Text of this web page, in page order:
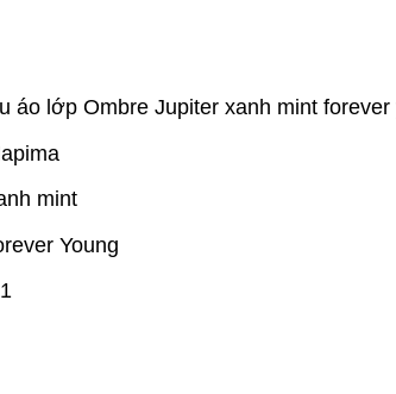
áo lớp Ombre Jupiter xanh mint
mint
Young